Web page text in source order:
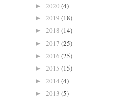
► 2020 (4)
► 2019 (18)
► 2018 (14)
► 2017 (25)
► 2016 (25)
► 2015 (15)
► 2014 (4)
► 2013 (5)